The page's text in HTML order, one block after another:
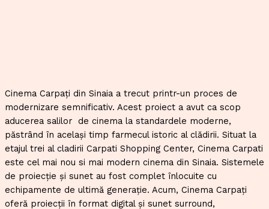
Cinema Carpați din Sinaia a trecut printr-un proces de
modernizare semnificativ. Acest proiect a avut ca scop
aducerea salilor de cinema la standardele moderne,
păstrând în același timp farmecul istoric al clădirii. Situat la
etajul trei al cladirii Carpati Shopping Center, Cinema Carpati
este cel mai nou si mai modern cinema din Sinaia. Sistemele
de proiecție și sunet au fost complet înlocuite cu
echipamente de ultimă generație. Acum, Cinema Carpați
oferă proiecții în format digital și sunet surround,